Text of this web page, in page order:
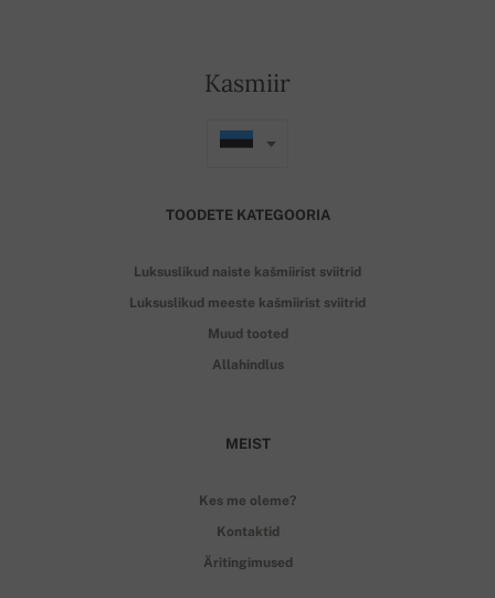
Kasmiir
TOODETE KATEGOORIA
Luksuslikud naiste kašmiirist sviitrid
Luksuslikud meeste kašmiirist sviitrid
Muud tooted
Allahindlus
MEIST
Kes me oleme?
Kontaktid
Äritingimused